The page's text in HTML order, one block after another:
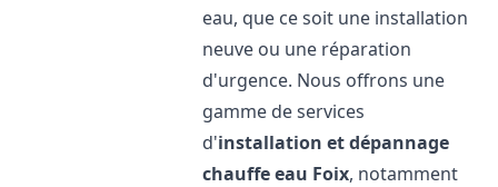
eau, que ce soit une installation
neuve ou une réparation
d'urgence. Nous offrons une
gamme de services
d'installation et dépannage
chauffe eau Foix, notamment